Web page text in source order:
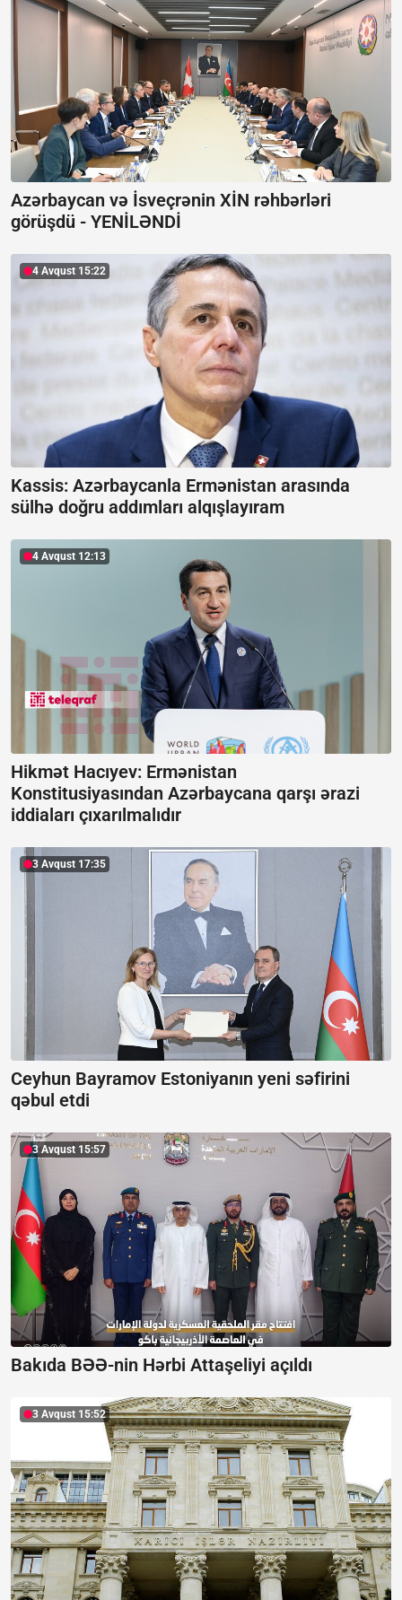
Azərbaycan və İsveçrənin XİN rəhbərləri
görüşdü - YENİLƏNDİ
4 Avqust 15:22
Kassis: Azərbaycanla Ermənistan arasında
sülhə doğru addımları alqışlayıram
4 Avqust 12:13
Hikmət Hacıyev: Ermənistan
Konstitusiyasından Azərbaycana qarşı ərazi
iddiaları çıxarılmalıdır
3 Avqust 17:35
Ceyhun Bayramov Estoniyanın yeni səfirini
qəbul etdi
3 Avqust 15:57
Bakıda BƏƏ-nin Hərbi Attaşeliyi açıldı
3 Avqust 15:52